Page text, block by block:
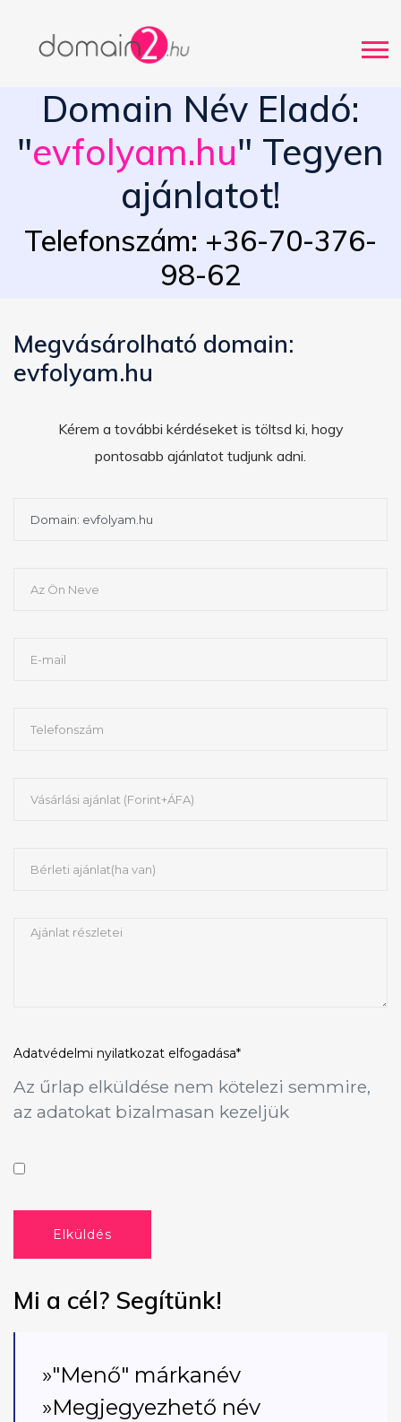
Domain Név Eladó:
"evfolyam.hu" Tegyen
ajánlatot!
Telefonszám: +36-70-376-
98-62
Megvásárolható domain:
evfolyam.hu
Kérem a további kérdéseket is töltsd ki, hogy
pontosabb ajánlatot tudjunk adni.
Adatvédelmi nyilatkozat elfogadása*
Az űrlap elküldése nem kötelezi semmire,
az adatokat bizalmasan kezeljük
Elküldés
Mi a cél? Segítünk!
»"Menő" márkanév
»Megjegyezhető név